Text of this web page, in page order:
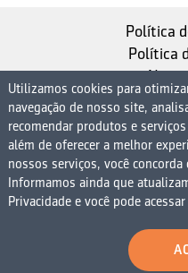
Política
Política
Instituto de
| CNPJ
Avenida Presidente
andar bloco 1 (parte),
Vila
São Paulo -
Utilizamos cookies para
navegação de nosso site,
recomendar produtos e
além de oferecer a melhor
nossos serviços, você
Informamos ainda que
Privacidade e você pode acessar